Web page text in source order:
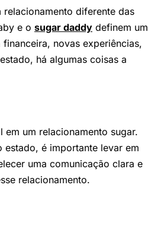
diferente das
e o sugar daddy definem um
novas experiências,
há algumas coisas a
um relacionamento sugar.
é importante levar em
uma comunicação clara e
relacionamento.